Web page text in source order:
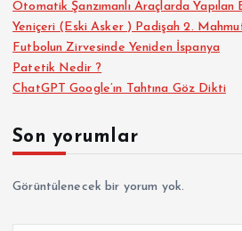
Otomatik Şanzımanlı Araçlarda
Yeniçeri (Eski Asker ) Padişah 2.
Futbolun Zirvesinde Yeniden İspanya
Patetik Nedir ?
ChatGPT Google’ın Tahtına Göz Dikti
Son yorumlar
Görüntülenecek bir yorum yok.